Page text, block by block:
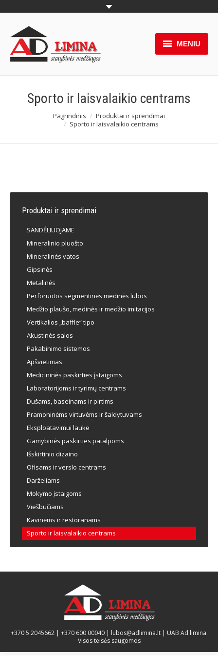
MENIU
Produktai
Funkcijos
Apie mus
Sporto ir laisvalaikio centrams
Pagrindinis
Produktai ir sprendimai
Sporto ir laisvalaikio centrams
Produktai ir sprendimai
SANDĖLIUOJAME
Mineralinio pluošto
Mineralinės vatos
Gipsinės
Metalinės
Perforuotos segmentinės medinės lubos
Medžio plaušo, medinės ir medžio imitacijos
Vertikalios „baffle“ tipo
Akustinės salos
Pakabinimo sistemos
Apšvietimas
Medicininės paskirties įstaigoms
Laboratorijoms ir tyrimų centrams
Dušams, baseinams ir pirtims
Pramoninėms virtuvėms ir šaldytuvams
Eksploatavimui lauke
Gamybinės paskirties patalpoms
Išskirtinio dizaino
Ofisams ir verslo centrams
Darželiams
Mokymo įstaigoms
Viešbučiams
Kavinėms ir restoranams
Sporto ir laisvalaikio centrams
+370 5 2045662| +370 600 00040| lubos@adlimina.lt| UAB Ad limina.
Visos teisės saugomos